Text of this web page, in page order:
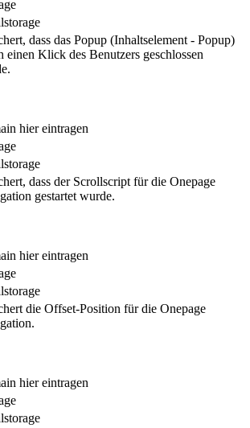
dass das Popup (Inhaltselement - Popup)
einen Klick des Benutzers geschlossen
hier eintragen
dass der Scrollscript für die Onepage
gestartet wurde.
hier eintragen
die Offset-Position für die Onepage
hier eintragen